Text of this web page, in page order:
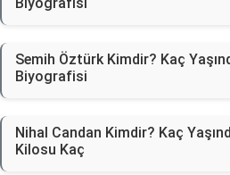
Semih Öztürk Kimdir? Kaç
Biyografisi
Nihal Candan Kimdir? Kaç
Kilosu Kaç